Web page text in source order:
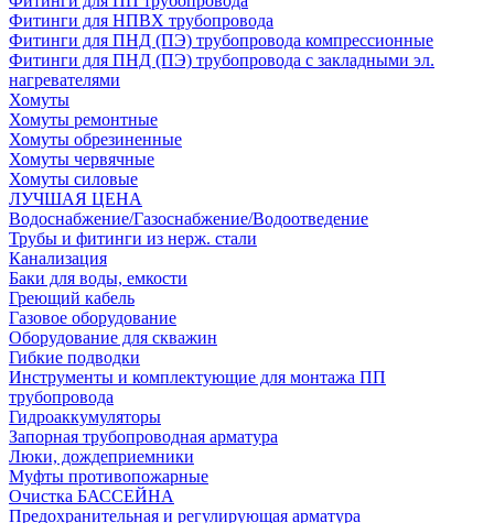
Фитинги для НПВХ трубопровода
Фитинги для ПНД (ПЭ) трубопровода компрессионные
Фитинги для ПНД (ПЭ) трубопровода с закладными эл.
нагревателями
Хомуты
Хомуты ремонтные
Хомуты обрезиненные
Хомуты червячные
Хомуты силовые
ЛУЧШАЯ ЦЕНА
Водоснабжение/Газоснабжение/Водоотведение
Трубы и фитинги из нерж. стали
Канализация
Баки для воды, емкости
Греющий кабель
Газовое оборудование
Оборудование для скважин
Гибкие подводки
Инструменты и комплектующие для монтажа ПП
трубопровода
Гидроаккумуляторы
Запорная трубопроводная арматура
Люки, дождеприемники
Муфты противопожарные
Очистка БАССЕЙНА
Предохранительная и регулирующая арматура